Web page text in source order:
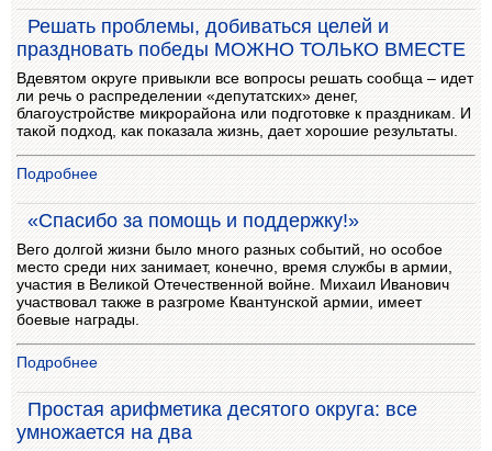
Решать проблемы, добиваться целей и
праздновать победы МОЖНО ТОЛЬКО ВМЕСТЕ
Вдевятом округе привыкли все вопросы решать сообща – идет
ли речь о распределении «депутатских» денег,
благоустройстве микрорайона или подготовке к праздникам. И
такой подход, как показала жизнь, дает хорошие результаты.
Подробнее
«Спасибо за помощь и поддержку!»
Вего долгой жизни было много разных событий, но особое
место среди них занимает, конечно, время службы в армии,
участия в Великой Отечественной войне. Михаил Иванович
участвовал также в разгроме Квантунской армии, имеет
боевые награды.
Подробнее
Простая арифметика десятого округа: все
умножается на два